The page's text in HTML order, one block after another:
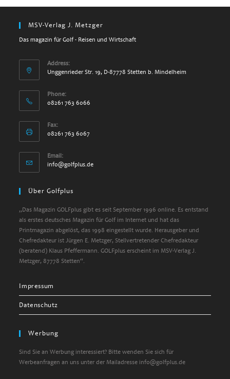
MSV-Verlag J. Metzger
Das magazin für Golf - Reisen und Wirtschaft
Address:
Unggenrieder Str. 19, D-87778 Stetten b. Mindelheim
Phone:
08261 763 6066
Fax:
08261 763 6067
Email:
info@golfplus.de
Über Golfplus
„Das Magazin GOLFplus gibt es seit September 1996 online. Es entstand
als erstes deutsches Magazin für Golf im Internet und hat das
Printmagazin abgelöst, das 1998 eingestellt wurde. Herausgeber und
Chefredakteur ist Jürgen E. Metzger, Stellvertretender Chefredakteur
(beratend) Klaus Pfeffermann. GOLFplus erscheint im MSV-Verlag J.
Metzger, 87778 Stetten“.
Impressum
Datenschutz
Werbung
Sind Sie an Werbung interessiert? Bitte wenden Sie sich für
Werbeanfragen an uns unter der Mailadresse info@golfplus.de